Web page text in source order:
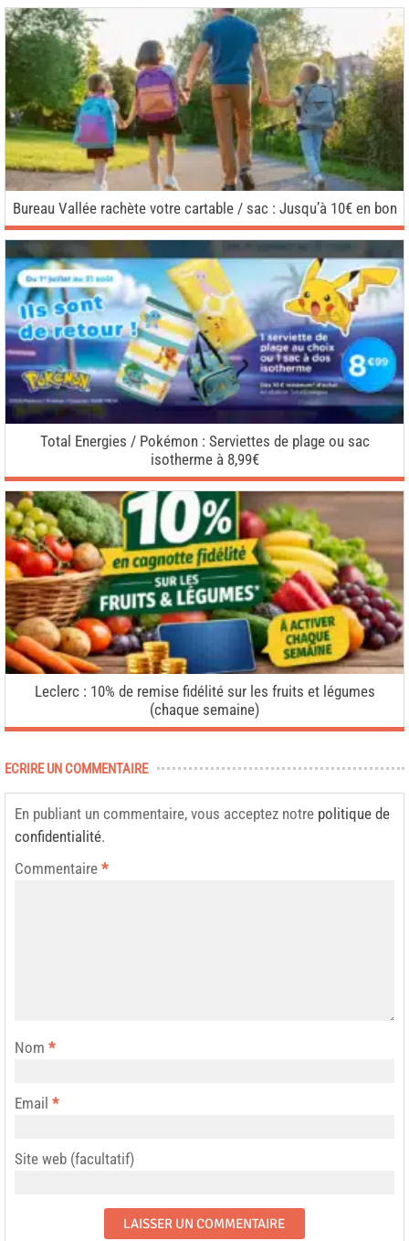
Bureau Vallée rachète votre cartable / sac : Jusqu’à 10€ en bon
Total Energies / Pokémon : Serviettes de plage ou sac
isotherme à 8,99€
Leclerc : 10% de remise fidélité sur les fruits et légumes
(chaque semaine)
ECRIRE UN COMMENTAIRE
En publiant un commentaire, vous acceptez notre politique de
confidentialité.
Commentaire *
Nom *
Email *
Site web (facultatif)